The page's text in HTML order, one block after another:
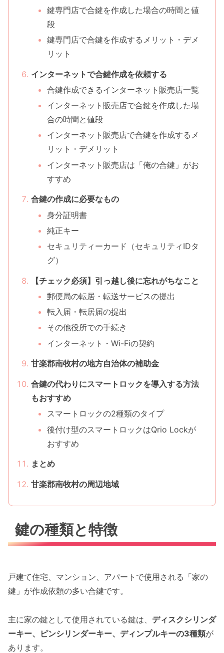
鍵専門店で合鍵を作成した場合の時間と値
段
鍵専門店で合鍵を作成するメリット・デメ
リット
インターネットで合鍵作成を依頼する
合鍵作成できるインターネット販売店一覧
インターネット販売店で合鍵を作成した場
合の時間と値段
インターネット販売店で合鍵を作成するメ
リット・デメリット
インターネット販売店は「俺の合鍵」がお
すすめ
合鍵の作成に必要なもの
身分証明書
純正キー
セキュリティーカード（セキュリティIDタ
グ）
【チェック必須】引っ越し後に忘れがちなこと
郵便局の転居・転送サービスの提出
転入届・転居届の提出
その他役所での手続き
インターネット・Wi-Fiの契約
甘楽郡南牧村の地方自治体の補助金
合鍵の代わりにスマートロックを導入する方法
もおすすめ
スマートロックの2種類のタイプ
後付け型のスマートロックはQrio Lockが
おすすめ
まとめ
甘楽郡南牧村の周辺地域
鍵の種類と特徴
戸建て住宅、マンション、アパートで使用される「家の
鍵」が作成依頼の多い合鍵です。
主に家の鍵として使用されている鍵は、 ディスクシリンダ
ーキー、ピンシリンダーキー、ディンプルキーの3種類が
あります。